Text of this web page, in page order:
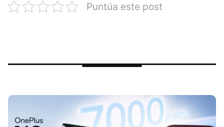
Puntúa este post